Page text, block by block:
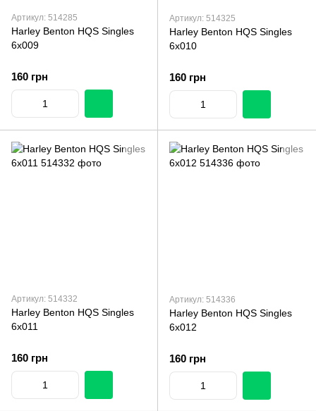
Артикул: 514285
Harley Benton HQS Singles
6x009
160 грн
Артикул: 514325
Harley Benton HQS Singles
6x010
160 грн
Артикул: 514332
Harley Benton HQS Singles
6x011
160 грн
Артикул: 514336
Harley Benton HQS Singles
6x012
160 грн